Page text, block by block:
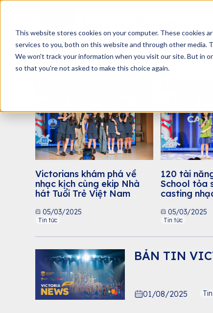
This website stores cookies on your computer. These cookies
services to you, both on this website and through other media.
We won't track your information when you visit our site. But in
so that you're not asked to make this choice again.
Victorians khám phá về
nhạc kịch cùng ekip Nhà
hát Tuổi Trẻ Việt Nam
05/03/2025
Tin tức
120 tài
School tỏa
casting
05/03/2025
Tin tức
BẢN TIN
01/08/2025